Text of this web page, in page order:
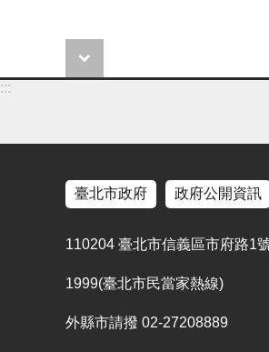
:::
臺北市政府 政府公開資訊
110204 臺北市信義區市府路1
1999(臺北市民當家熱線)
外縣市請撥 02-27208889